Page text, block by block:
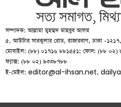
সম্পাদক: আল্লামা মুহম্মদ মাহবুব আলম
৫, আউটার সারকুলার রোড, রাজারবাগ, ঢাকা -১২১৭,
মোবাইল: (৮৮) ০১৭১৬ ৮৮১৫৫১; ফোন: (৮৮ ০২)
ফ্যাক্স: (৮৮ ০২) ৯৩৩৮৭৮৮
ই-মেইল:editor@al-ihsan.net,